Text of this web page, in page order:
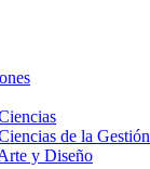
de la Gestión
y Diseño